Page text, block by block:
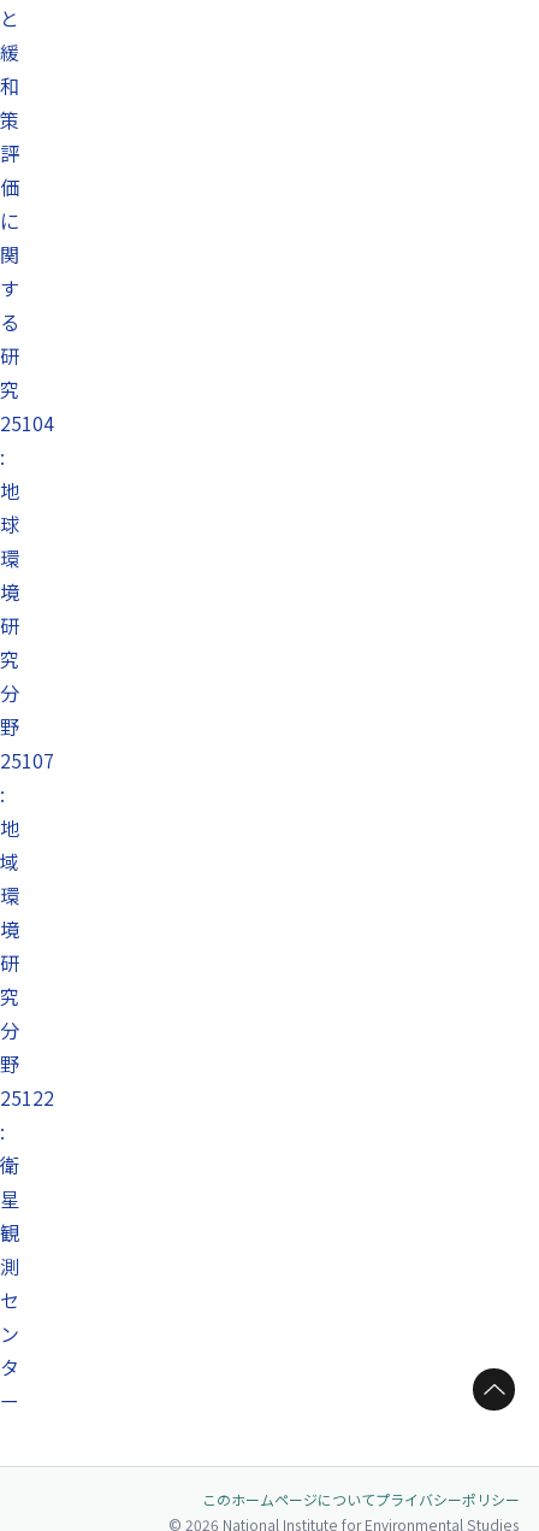
と
緩
和
策
評
価
に
関
す
る
研
究
25104
:
地
球
環
境
研
究
分
野
25107
:
地
域
環
境
研
究
分
野
25122
:
衛
星
観
測
セ
ン
タ
ー
ページトップへ
このホームページについてプライバシーポリシー
© 2026 National Institute for Environmental Studies